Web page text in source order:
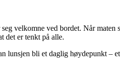
velkomne ved bordet. Når
det er tenkt på alle.
lunsjen bli et daglig høydepunkt –